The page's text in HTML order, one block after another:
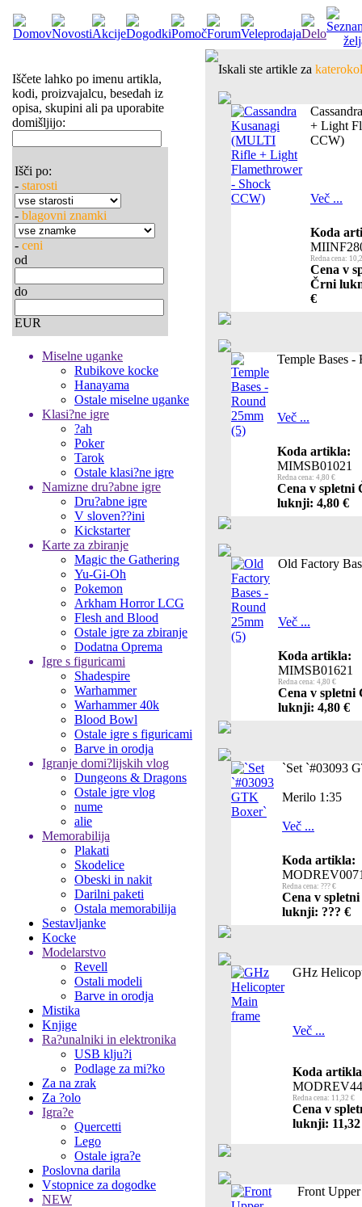
Iščete lahko po imenu artikla,
kodi, proizvajalcu, besedah iz
opisa, skupini ali pa uporabite
domišljijo:
Išči po:
- starosti
- blagovni znamki
- ceni
od
do
EUR
Miselne uganke
Rubikove kocke
Hanayama
Ostale miselne uganke
Klasi?ne igre
?ah
Poker
Tarok
Ostale klasi?ne igre
Namizne dru?abne igre
Dru?abne igre
V sloven??ini
Kickstarter
Karte za zbiranje
Magic the Gathering
Yu-Gi-Oh
Pokemon
Arkham Horror LCG
Flesh and Blood
Ostale igre za zbiranje
Dodatna Oprema
Igre s figuricami
Shadespire
Warhammer
Warhammer 40k
Blood Bowl
Ostale igre s figuricami
Barve in orodja
Igranje domi?lijskih vlog
Dungeons & Dragons
Ostale igre vlog
nume
alie
Memorabilija
Plakati
Skodelice
Obeski in nakit
Darilni paketi
Ostala memorabilija
Sestavljanke
Kocke
Modelarstvo
Revell
Ostali modeli
Barve in orodja
Mistika
Knjige
Ra?unalniki in elektronika
USB klju?i
Podlage za mi?ko
Za na zrak
Za ?olo
Igra?e
Quercetti
Lego
Ostale igra?e
Poslovna darila
Vstopnice za dogodke
NEW
Iskali ste artikle za
+ Light
CCW)
Več ...
Koda
Redna cena:
Cena v
Črni
€
Temple Bases -
Več ...
Koda artikla:
MIMSB01021
Redna cena: 4,80 €
Cena v spletni
luknji: 4,80 €
Old Factory
Več ...
Koda artikla:
MIMSB01621
Redna cena: 4,80 €
Cena v spletni
luknji: 4,80 €
`Set `#03093
Merilo 1:35
Več ...
Koda artikla:
Redna cena: ??? €
Cena v
luknji: ??? €
GHz
Več ...
Koda
Redna cena: 11,32 €
Cena v
luknji: 11,32
Front